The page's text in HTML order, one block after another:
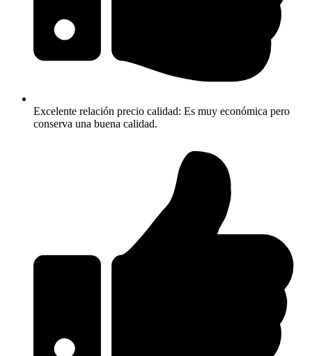
Excelente relación precio calidad: Es muy económica pero
conserva una buena calidad.